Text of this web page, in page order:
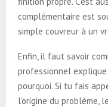
complémentaire est
simple couvreur à un
Enfin, il faut savoir
professionnel explique
pourquoi. Si tu fais
l’origine du problème,